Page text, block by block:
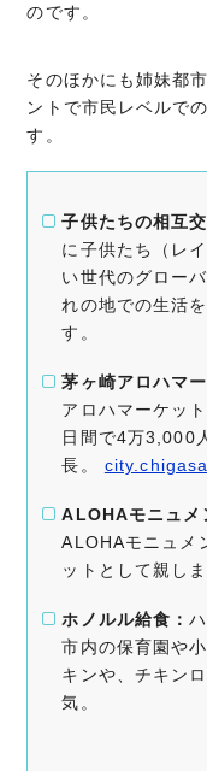
のです。
そのほかにも姉妹都
ントで市民レベルで
す。
子供たちの相互
に子供たち（レ
い世代のグロー
れの地での生活
す。
茅ヶ崎アロハマ
アロハマーケッ
日間で4万3,000
長。 ​
ALOHAモニュメ
ALOHAモニュメ
ットとして親し
ホノルル給食：
市内の保育園や
キンや、チキン
気。